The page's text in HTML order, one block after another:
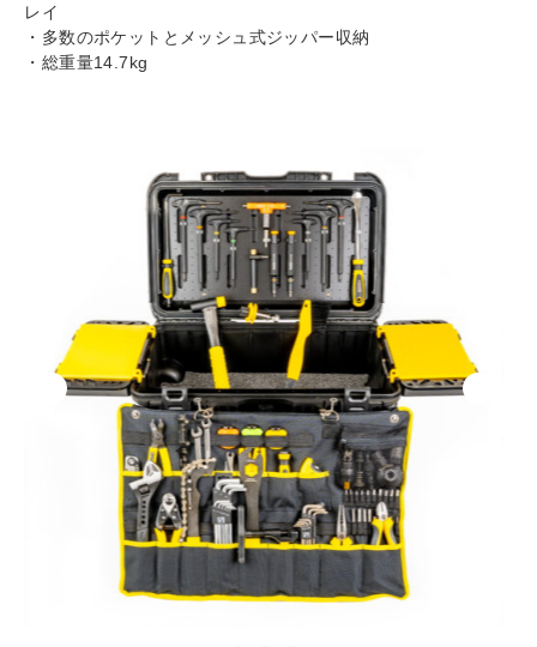
レイ
・多数のポケットとメッシュ式ジッパー収納
・総重量14.7kg